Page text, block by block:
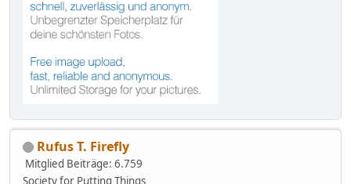
Rufus T. Firefly
Mitglied Beiträge: 6.759
Society for Putting Things